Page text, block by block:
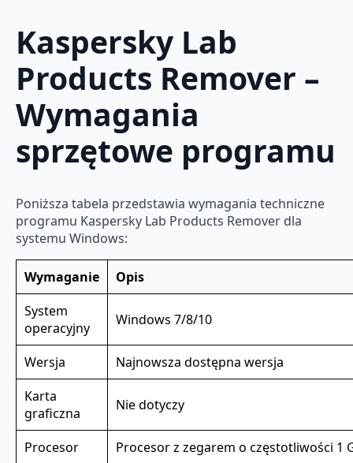
Kaspersky Lab
Products Remover –
Wymagania
sprzętowe programu
Poniższa tabela przedstawia wymagania techniczne
programu Kaspersky Lab Products Remover dla
systemu Windows:
Wymaganie
Opis
System
operacyjny
Windows 7/8/10
Wersja
Najnowsza dostępna wersja
Karta
graficzna
Nie dotyczy
Procesor Procesor z zegarem o częstotliwości 1